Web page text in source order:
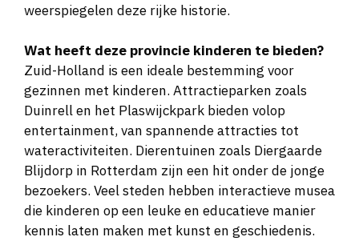
weerspiegelen deze rijke historie.
Wat heeft deze provincie kinderen te bieden?
Zuid-Holland is een ideale bestemming voor
gezinnen met kinderen. Attractieparken zoals
Duinrell en het Plaswijckpark bieden volop
entertainment, van spannende attracties tot
wateractiviteiten. Dierentuinen zoals Diergaarde
Blijdorp in Rotterdam zijn een hit onder de jonge
bezoekers. Veel steden hebben interactieve musea
die kinderen op een leuke en educatieve manier
kennis laten maken met kunst en geschiedenis.